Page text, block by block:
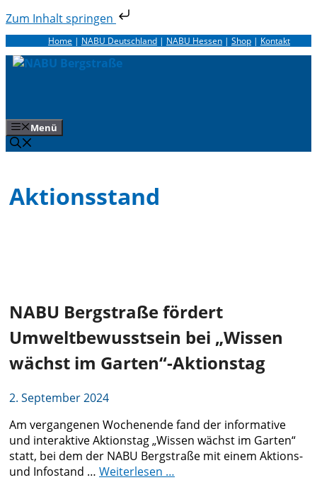
Zum Inhalt springen
Zum
Inhalt
springen
Home | NABU Deutschland | NABU Hessen | Shop | Kontakt
Menü
Aktionsstand
NABU Bergstraße fördert
Umweltbewusstsein bei „Wissen
wächst im Garten“-Aktionstag
2. September 2024
Am vergangenen Wochenende fand der informative
und interaktive Aktionstag „Wissen wächst im Garten“
statt, bei dem der NABU Bergstraße mit einem Aktions-
und Infostand … Weiterlesen …